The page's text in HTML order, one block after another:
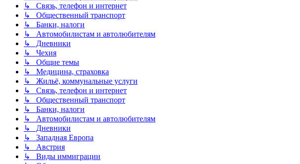
↳ Связь, телефон и интернет
↳ Общественный транспорт
↳ Банки, налоги
↳ Автомобилистам и автолюбителям
↳ Дневники
↳ Чехия
↳ Общие темы
↳ Медицина, страховка
↳ Жильё, коммунальные услуги
↳ Связь, телефон и интернет
↳ Общественный транспорт
↳ Банки, налоги
↳ Автомобилистам и автолюбителям
↳ Дневники
↳ Западная Европа
↳ Австрия
↳ Виды иммиграции